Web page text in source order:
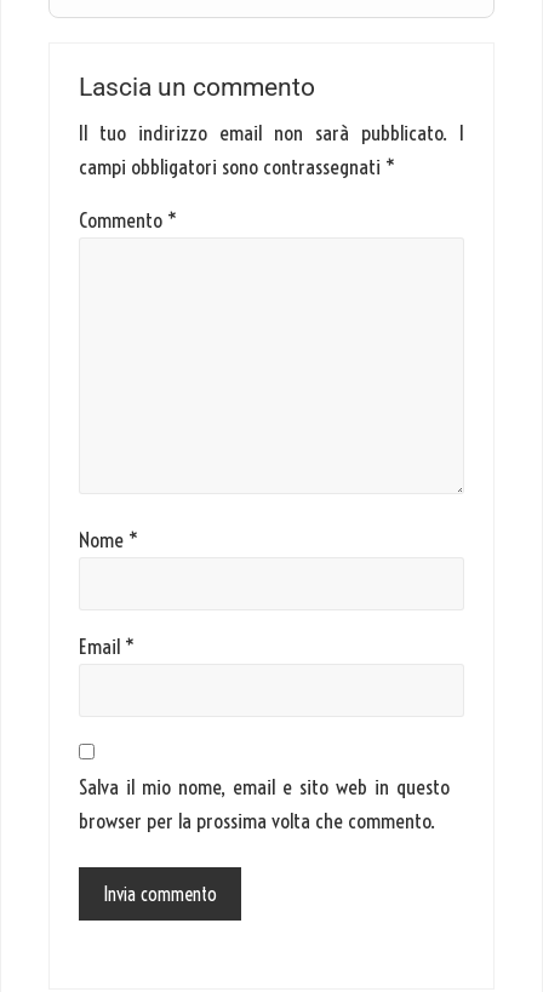
Lascia un commento
Il tuo indirizzo email non sarà pubblicato. I
campi obbligatori sono contrassegnati *
Commento *
Nome *
Email *
Salva il mio nome, email e sito web in questo
browser per la prossima volta che commento.